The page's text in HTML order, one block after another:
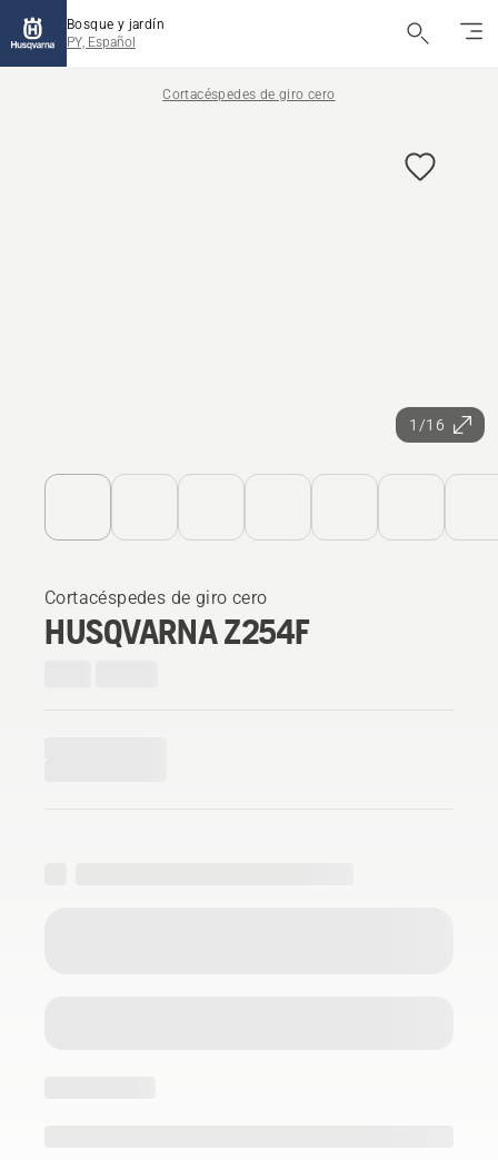
Bosque y jardín
PY, Español
Cortacéspedes de giro cero
1/16
Cortacéspedes de giro cero
HUSQVARNA Z254F